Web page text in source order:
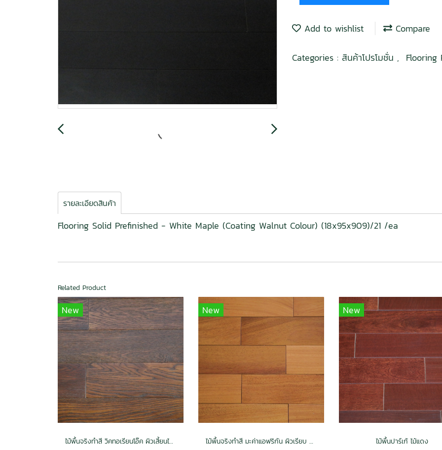
Add to wishlist Compare
Categories : สินค้าโปรโมชั่น , Flooring
รายละเอียดสินค้า
Flooring Solid Prefinished - White Maple (Coating Walnut Colour) (18x95x909)/21 /ea
Related Product
New
ไม้พื้นจริงทำสี วิคทอเรียนโอ๊ค ผิวเสี้ยนไม้ สีทัสคานี
New
ไม้พื้นจริงทำสี มะค่าแอฟริกัน ผิวเรียบ สีธรรมชาติ
New
ไม้พื้นปาร์เก้ ไม้แดง